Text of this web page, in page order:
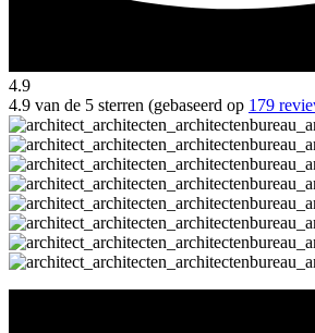
4.9
4.9 van de 5 sterren (gebaseerd op 179